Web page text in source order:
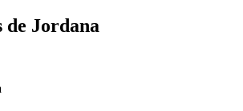
de Jordana